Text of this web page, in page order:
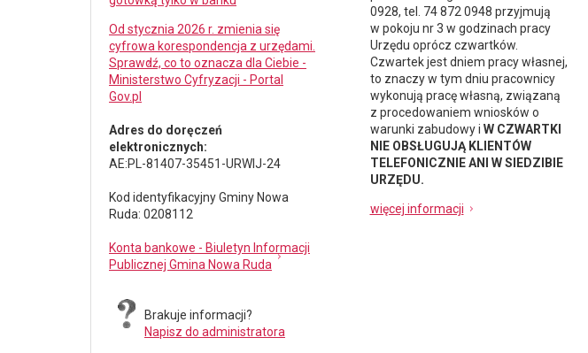
Od stycznia 2026 r. zmienia się
cyfrowa korespondencja z urzędami.
Sprawdź, co to oznacza dla Ciebie -
Ministerstwo Cyfryzacji - Portal
Gov.pl
Adres do doręczeń
elektronicznych:
AE:PL-81407-35451-URWIJ-24
Kod identyfikacyjny Gminy Nowa
Ruda: 0208112
Konta bankowe - Biuletyn Informacji
Publicznej Gmina Nowa Ruda
Brakuje informacji?
Napisz do administratora
0928, tel. 74 872 0948 przyjmują
w pokoju nr 3 w godzinach pracy
Urzędu oprócz czwartków.
Czwartek jest dniem pracy własnej,
to znaczy w tym dniu pracownicy
wykonują pracę własną, związaną
z procedowaniem wniosków o
warunki zabudowy i W CZWARTKI
NIE OBSŁUGUJĄ KLIENTÓW
TELEFONICZNIE ANI W SIEDZIBIE
URZĘDU.
więcej informacji